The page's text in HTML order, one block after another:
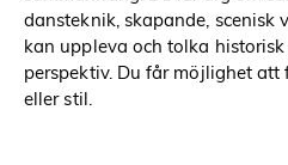
dansteknik, skapande, scenisk
kan uppleva och tolka
perspektiv. Du får möjlighet
eller stil.